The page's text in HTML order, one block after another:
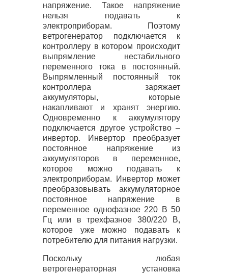
напряжение. Такое напряжение
нельзя подавать к
электроприборам. Поэтому
ветрогенератор подключается к
контроллеру в котором происходит
выпрямление нестабильного
переменного тока в постоянный.
Выпрямленный постоянный ток
контроллера заряжает
аккумуляторы, которые
накапливают и хранят энергию.
Одновременно к аккумулятору
подключается другое устройство –
инвертор. Инвертор преобразует
постоянное напряжение из
аккумуляторов в переменное,
которое можно подавать к
электроприборам. Инвертор может
преобразовывать аккумуляторное
постоянное напряжение в
переменное однофазное 220 В 50
Гц или в трехфазное 380/220 В,
которое уже можно подавать к
потребителю для питания нагрузки.
Поскольку любая
ветрогенераторная установка